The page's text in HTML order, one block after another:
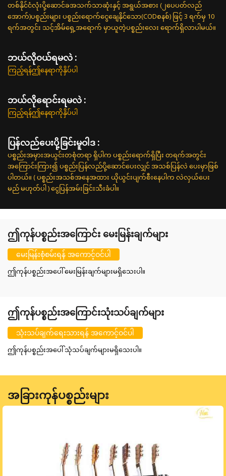
တစ်နိုင်ငံလုံးပို့ဆောင်ခအသက်သာဆုံးနှင့် အရွယ်အစား (၂ပေပတ်လည်
အောက်)ပစ္စည်းများ ပစ္စည်းရောက်ငွေချေနိုင်သော(CODစနစ်) ဖြင့် 3 ရက်မှ 10
ရက်အတွင်း သင့်အိမ်ရှေ့အရောက် မှာယူတဲ့ပစ္စည်းလေး ရောက်ရှိလာပါမယ်။
ဘယ်လို၀ယ်ရမလဲ :
ကြည့်ရန်ဤနေရာကိုနှိပ်ပါ
ဘယ်လိုရောင်းရမလဲ :
ကြည့်ရန်ဤနေရာကိုနှိပ်ပါ
ပြန်လည်ပေးပို့ခြင်းမူဝါဒ :
ပစ္စည်းအမှားအယွင်းတစုံတရာ ရှိပါက ပစ္စည်းရောက်ရှိပြီး တရက်အတွင်း
အကြောင်းကြား၍ ပစ္စည်းပြန်လည်ပို့ဆောင်ပေးလျှင် အသစ်ပြန်လဲ ပေးမှာဖြစ်
ပါတယ်။ ( ပစ္စည်းအသစ်အနေအထား ယိုယွင်းပျက်စီးနေပါက လဲလှယ်ပေး
မည် မဟုတ်ပါ ) ငွေပြန်အမ်းခြင်းသီးခံပါ။
ဤကုန်ပစ္စည်းအကြောင်း မေးမြန်းချက်များ
မေးမြန်းစုံစမ်းရန် အကောင့်ဝင်ပါ
ဤကုန်ပစ္စည်းအပေါ် မေးမြန်းချက်များမရှိသေးပါ။
ဤကုန်ပစ္စည်းအကြောင်းသုံးသပ်ချက်များ
သုံးသပ်ချက်ရေးသားရန် အကောင့်ဝင်ပါ
ဤကုန်ပစ္စည်းအပေါ် သုံသပ်ချက်များမရှိသေးပါ။
အခြားကုန်ပစ္စည်းများ